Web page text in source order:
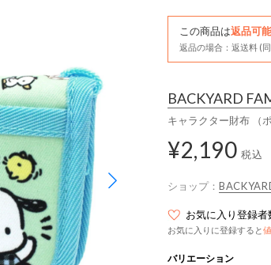
この商品は返品可能
返品の場合：返送料 (
BACKYARD
キャラクター財布 （
¥2,190 税込
ショップ：
お気に入り登録者
お気に入りに登録すると
バリエーション